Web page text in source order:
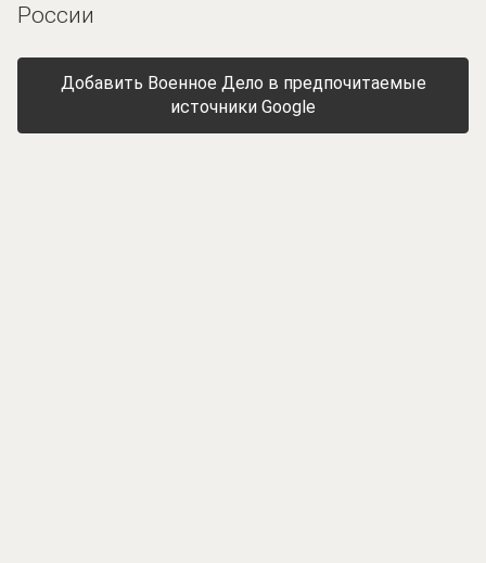
России
Добавить Военное Дело в предпочитаемые
источники Google